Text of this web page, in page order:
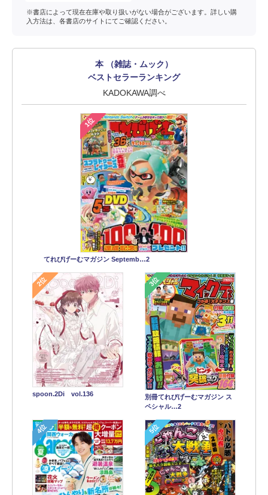
※書店によって現在在庫や取り扱いがない場合がございます。詳しい購
入方法は、各書店のサイトにてご確認ください。
本 （雑誌・ムック）
ベストセラーランキング
KADOKAWA調べ
1位
てれびげーむマガジン Septemb…2
2位
spoon.2Di vol.136
3位
別冊てれびげーむマガジン ス
ペシャル…2
4位 5位